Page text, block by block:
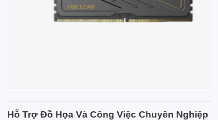
Hỗ Trợ Đồ Họa Và Công Việc Chuyên Nghiệp